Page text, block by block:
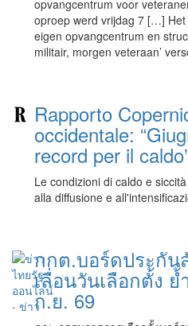
opvangcentrum voor
oproep werd vrijdag 7 […]
eigen opvangcentrum en
militair, morgen veteraan’
Rapporto
occidentale:
record per il
Le condizioni di caldo e
alla diffusione e
กกต.บอร์ดประกัน
เลื่อนวันเลือกตั้ง
ก.ย. 69